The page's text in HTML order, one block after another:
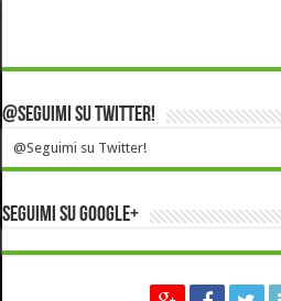
@Seguimi su Twitter!
@Seguimi su Twitter!
Seguimi su Google+